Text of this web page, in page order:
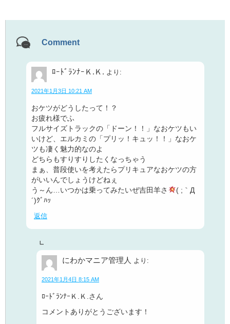
Comment
ﾛｰﾄﾞﾗﾝﾅｰＫ.Ｋ. より:
2021年1月3日 10:21 AM
おケツがどうしたって！？
お疲れ様でふ
フルサイズトラックの「ドーン！！」なおケツもい
いけど、エルカミの「プリッ！キュッ！！」なおケ
ツも凄く魅力的なのよ
どちらもすりすりしたくなっちゃう
まぁ、普段使いを考えたらプリキュアなおケツの方
がいいんでしょうけどねぇ
う～ん…いつかは乗ってみたいぜ吉田羊さ
( ;｀Д
´)ｸﾞﾊｯ
返信
にわかマニア管理人 より:
2021年1月4日 8:15 AM
ﾛｰﾄﾞﾗﾝﾅｰＫ.Ｋ.さん
コメントありがとうございます！